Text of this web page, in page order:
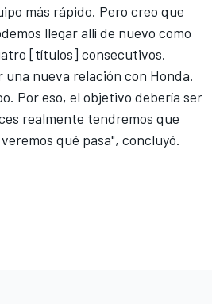
más rápido. Pero creo que
llegar allí de nuevo como
[títulos] consecutivos.
una nueva relación con Honda.
Por eso, el objetivo debería ser
realmente tendremos que
qué pasa", concluyó.